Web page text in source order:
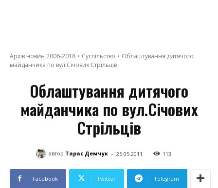
Архів новин 2006-2018 Суспільство
Облаштування дитячого
майданчика по вул.Січових Стрільців
Облаштування дитячого
майданчика по вул.Січових
Стрільців
автор Тарас Демчук - 25.05.2011 113
Facebook Twitter Telegram